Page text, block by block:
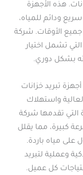
هذه الأجهزة
ودائم للمياه،
الأوقات. شركة
تشمل اختيار
بشكل دوري.
تبريد خزانات
واستهلاك
التي تقدمها شركة
كبيرة، مما يقلل
على مياه باردة.
وعملية لتبريد
كل عميل.